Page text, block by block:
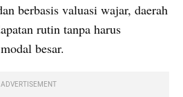
berbasis valuasi wajar, daerah
rutin tanpa harus
besar.
ADVERTISEMENT